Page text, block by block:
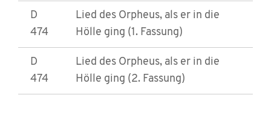
D
474
Lied des Orpheus, als er in die
Hölle ging (1. Fassung)
D
474
Lied des Orpheus, als er in die
Hölle ging (2. Fassung)